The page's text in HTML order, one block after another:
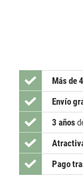
Más de
Envío
3 años
Pago